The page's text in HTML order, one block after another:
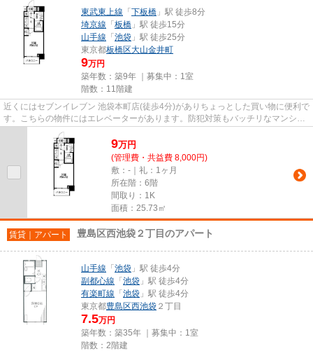
東武東上線 「 下板橋 」駅 徒歩8分
埼京線 「 板橋 」駅 徒歩15分
山手線 「 池袋 」駅 徒歩25分
東京都板橋区大山金井町
9万円
築年数：築9年 ｜募集中： 1室
階数：11階建
近くにはセブンイレブン 池袋本町店(徒歩4分)がありちょっとした買い物に便利で
す。こちらの物件にはエレベーターがあります。防犯対策もバッチリなマンショ
ンタイプの物件です。地上1...
9万円
(管理費・共益費 8,000円)
敷：-｜礼：1ヶ月
所在階：6階
間取り：1K
面積：25.73㎡
賃貸｜アパート 豊島区西池袋２丁目のアパート
山手線 「 池袋 」駅 徒歩4分
副都心線 「 池袋 」駅 徒歩4分
有楽町線 「 池袋 」駅 徒歩4分
東京都豊島区西池袋 ２丁目
7.5万円
築年数：築35年 ｜募集中： 1室
階数：2階建